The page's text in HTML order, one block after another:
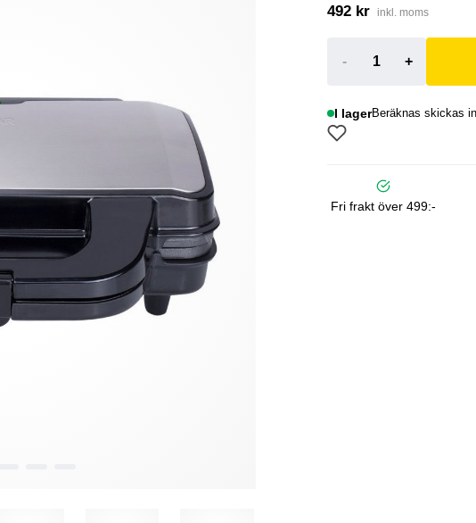
492 kr inkl. moms
- +
I lagerBeräknas skickas
Fri frakt över 499:-